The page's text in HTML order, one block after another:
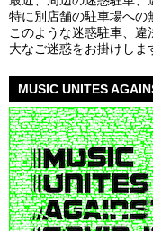
特に別店舗の駐車場への
このような迷惑駐車、
大なご迷惑をお掛けしま
MUSIC UNITES